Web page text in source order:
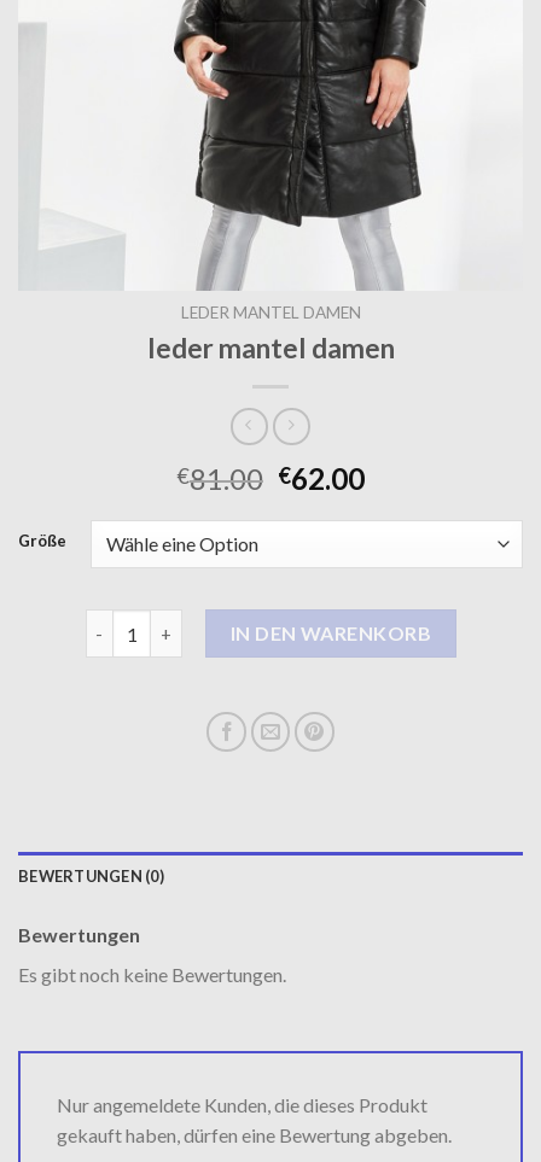
LEDER MANTEL DAMEN
leder mantel damen
€81.00 €62.00
Größe
IN DEN WARENKORB
BEWERTUNGEN (0)
Bewertungen
Es gibt noch keine Bewertungen.
Nur angemeldete Kunden, die dieses Produkt
gekauft haben, dürfen eine Bewertung abgeben.